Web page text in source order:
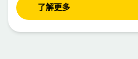
了解更多